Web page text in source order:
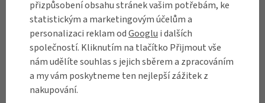
DO KOŠÍKU DO KOŠÍKU
RECENZE
přizpůsobení obsahu stránek vašim potřebám, ke
statistickým a marketingovým účelům a
personalizaci reklam odGooglu i dalších
společností. Kliknutím na tlačítko Přijmout vše
nám udělíte souhlas s jejich sběrem a zpracováním
a my vám poskytneme ten nejlepší zážitek z
nakupování.